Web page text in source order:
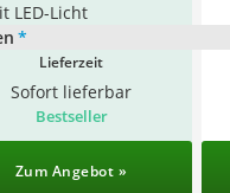
LED-Licht
*
Lieferzeit
Sofort lieferbar
Bestseller
Zum Angebot »